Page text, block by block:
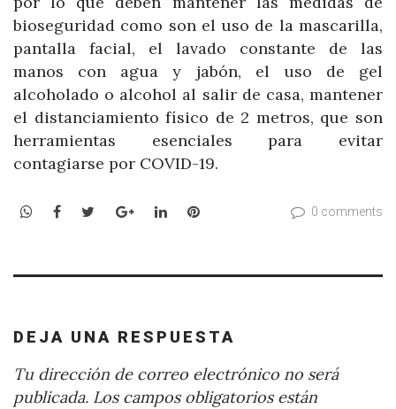
bioseguridad como son el uso de la mascarilla,
pantalla facial, el lavado constante de las
manos con agua y jabón, el uso de gel
alcoholado o alcohol al salir de casa, mantener
el distanciamiento físico de 2 metros, que son
herramientas esenciales para evitar
contagiarse por COVID-19.
WhatsApp
Facebook
TwitterGoogle+LinkedInPinterest 0 comments
DEJA UNA RESPUESTA
Tu dirección de correo electrónico no será
publicada. Los campos obligatorios están